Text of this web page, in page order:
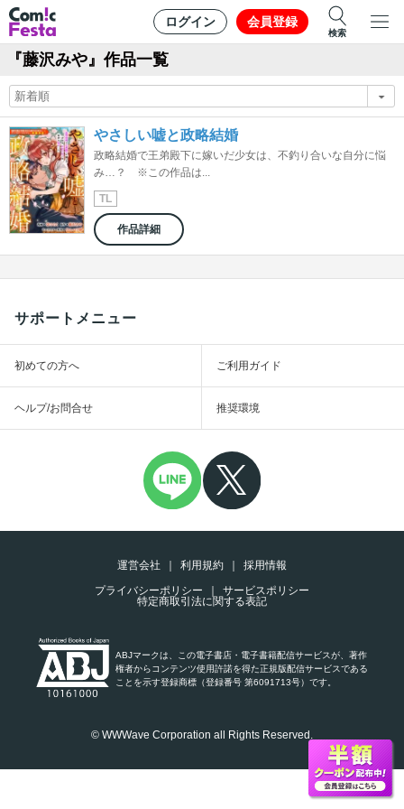
ログイン 会員登録
検索
『藤沢みや』作品一覧
やさしい嘘と政略結婚
政略結婚で王弟殿下に嫁いだ少女は、不釣り合いな自分に悩
み…？ ※この作品は...
TL
作品詳細
サポートメニュー
初めての方へ ご利用ガイド
ヘルプ/お問合せ 推奨環境
運営会社 利用規約
採用情報
プライバシーポリシー
サービスポリシー
特定商取引法に関する表記
ABJマークは、この電子書店・電子書籍配信サービスが、著作
権者からコンテンツ使用許諾を得た正規版配信サービスである
ことを示す登録商標（登録番号 第6091713号）です。
© WWWave Corporation all Rights Reserved.